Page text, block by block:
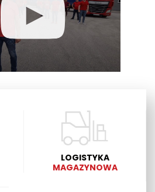
LOGISTYKA
MAGAZYNOWA